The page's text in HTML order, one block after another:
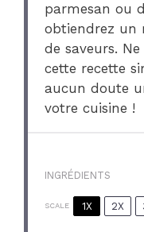
parmesan ou
obtiendrez un
de saveurs.
cette recette
aucun doute
votre cuisine !
INGRÉDIENTS
SCALE 1X 2X